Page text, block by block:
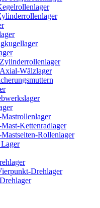
Wälzlager
Kettenradlager
Rollenlager
Drehlager